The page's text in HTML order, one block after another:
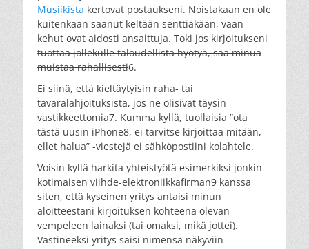
Musiikista kertovat postaukseni. Noistakaan en ole
kuitenkaan saanut keltään senttiäkään, vaan
kehut ovat aidosti ansaittuja. Toki jos kirjoitukseni
tuottaa jollekulle taloudellista hyötyä, saa minua
muistaa rahallisesti6.
Ei siinä, että kieltäytyisin raha- tai
tavaralahjoituksista, jos ne olisivat täysin
vastikkeettomia7. Kumma kyllä, tuollaisia ”ota
tästä uusin iPhone8, ei tarvitse kirjoittaa mitään,
ellet halua” -viestejä ei sähköpostiini kolahtele.
Voisin kyllä harkita yhteistyötä esimerkiksi jonkin
kotimaisen viihde-elektroniikkafirman9 kanssa
siten, että kyseinen yritys antaisi minun
aloitteestani kirjoituksen kohteena olevan
vempeleen lainaksi (tai omaksi, mikä jottei).
Vastineeksi yritys saisi nimensä näkyviin